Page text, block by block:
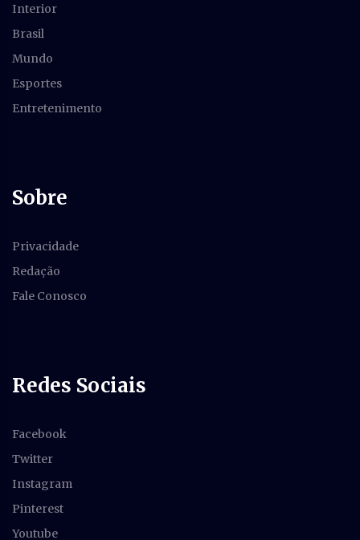
Interior
Brasil
Mundo
Esportes
Entretenimento
Sobre
Privacidade
Redação
Fale Conosco
Redes Sociais
Facebook
Twitter
Instagram
Pinterest
Youtube